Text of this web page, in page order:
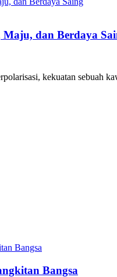
dan Berdaya
kekuatan sebuah
Bangsa